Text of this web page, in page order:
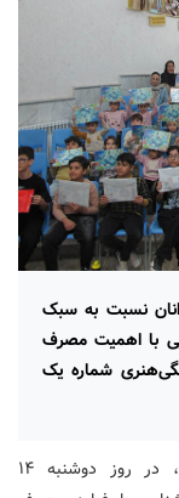
نسبت به سبک
با اهمیت مصرف
شماره یک
به گزارش روابط عمومی اداره‌کل استان اردبیل، در روز دوشنبه ۱۴